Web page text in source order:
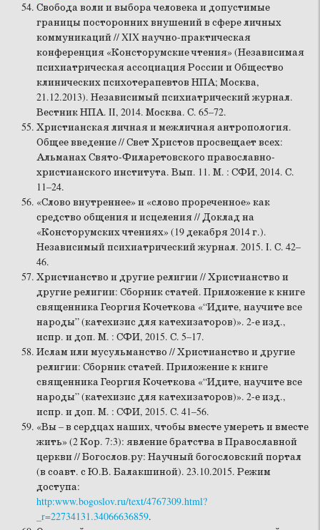
Свобода воли и выбора человека и допустимые
границы посторонних внушений в сфере личных
коммуникаций // XIX научно-практическая
конференция «Консторумские чтения» (Независимая
психиатрическая ассоциация России и Общество
клинических психотерапевтов НПА; Москва,
21.12.2013). Независимый психиатрический журнал.
Вестник НПА. II, 2014. Москва. С. 65–72.
Христианская личная и межличная антропология.
Общее введение // Свет Христов просвещает всех:
Альманах Свято-Филаретовского православно-
христианского института. Вып. 11. М. : СФИ, 2014. С.
11–24.
«Слово внутреннее» и «слово прореченное» как
средство общения и исцеления // Доклад на
«Консторумских чтениях» (19 декабря 2014 г.).
Независимый психиатрический журнал. 2015. I. С. 42–
46.
Христианство и другие религии // Христианство и
другие религии: Сборник статей. Приложение к книге
священника Георгия Кочеткова «“Идите, научите все
народы” (катехизис для катехизаторов)». 2-е изд.,
испр. и доп. М. : СФИ, 2015. С. 5–17.
Ислам или мусульманство // Христианство и другие
религии: Сборник статей. Приложение к книге
священника Георгия Кочеткова «“Идите, научите все
народы” (катехизис для катехизаторов)». 2-е изд.,
испр. и доп. М. : СФИ, 2015. С. 41–56.
«Вы – в сердцах наших, чтобы вместе умереть и вместе
жить» (2 Кор. 7:3): явление братства в Православной
церкви // Богослов.ру: Научный богословский портал
(в соавт. с Ю.В. Балакшиной). 23.10.2015. Режим
доступа:
http:www.bogoslov.ru/text/4767309.html?
_r=22734131.34066636859.